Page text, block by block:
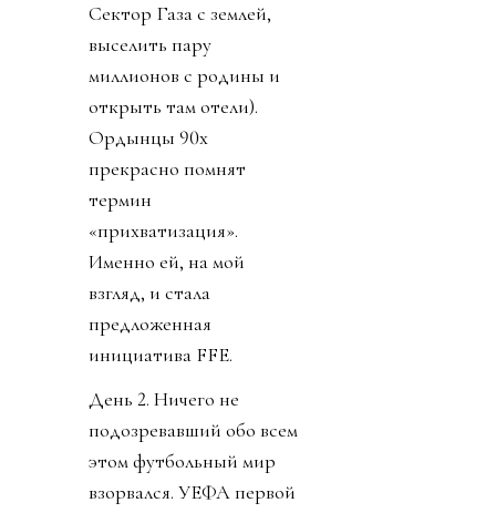
Сектор Газа с землей,
выселить пару
миллионов с родины и
открыть там отели).
Ордынцы 90х
прекрасно помнят
термин
«прихватизация».
Именно ей, на мой
взгляд, и стала
предложенная
инициатива FFE.
День 2. Ничего не
подозревавший обо всем
этом футбольный мир
взорвался. УЕФА первой